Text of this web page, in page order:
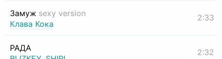
Замуж sexy version
Клава Кока
2:33
РАДА
2:32